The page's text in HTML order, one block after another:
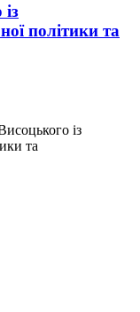
політики та
із
та